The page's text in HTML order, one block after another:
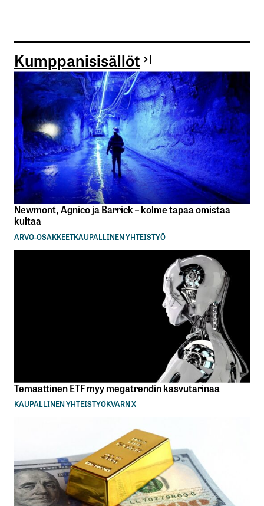
Kumppanisisällöt
Newmont, Agnico ja Barrick – kolme tapaa omistaa
kultaa
ARVO-OSAKKEETKAUPALLINEN YHTEISTYÖ
Temaattinen ETF myy megatrendin kasvutarinaa
KAUPALLINEN YHTEISTYÖKVARN X